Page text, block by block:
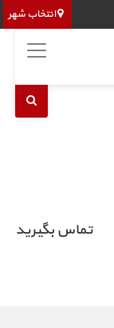
انتخاب شهر
تماس بگیرید